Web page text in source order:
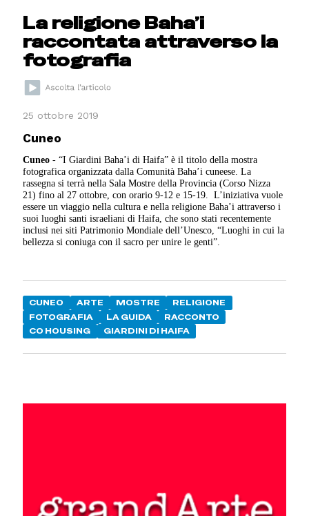
La religione Baha’i
raccontata attraverso la
fotografia
25 ottobre 2019
Cuneo
Cuneo - “I Giardini Baha’i di Haifa” è il titolo della mostra
fotografica organizzata dalla Comunità Baha’i cuneese. La
rassegna si terrà nella Sala Mostre della Provincia (Corso Nizza
21) fino al 27 ottobre, con orario 9-12 e 15-19. L’iniziativa vuole
essere un viaggio nella cultura e nella religione Baha’i attraverso i
suoi luoghi santi israeliani di Haifa, che sono stati recentemente
inclusi nei siti Patrimonio Mondiale dell’Unesco, “Luoghi in cui la
bellezza si coniuga con il sacro per unire le genti”.
CUNEO ARTE MOSTRE
RELIGIONE
FOTOGRAFIA
LA GUIDA
RACCONTO
CO HOUSING
GIARDINI DI HAIFA